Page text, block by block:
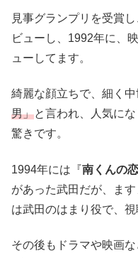
見事グランプリを受賞
ビューし、1992年に、
ューしてます。
綺麗な顔立ちで、細く
男」と言われ、人気に
驚きです。
1994年には『南くんの
があった武田だが、ま
は武田のはまり役で、
その後もドラマや映画